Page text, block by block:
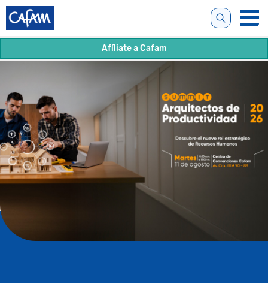
Afíliate a Cafam